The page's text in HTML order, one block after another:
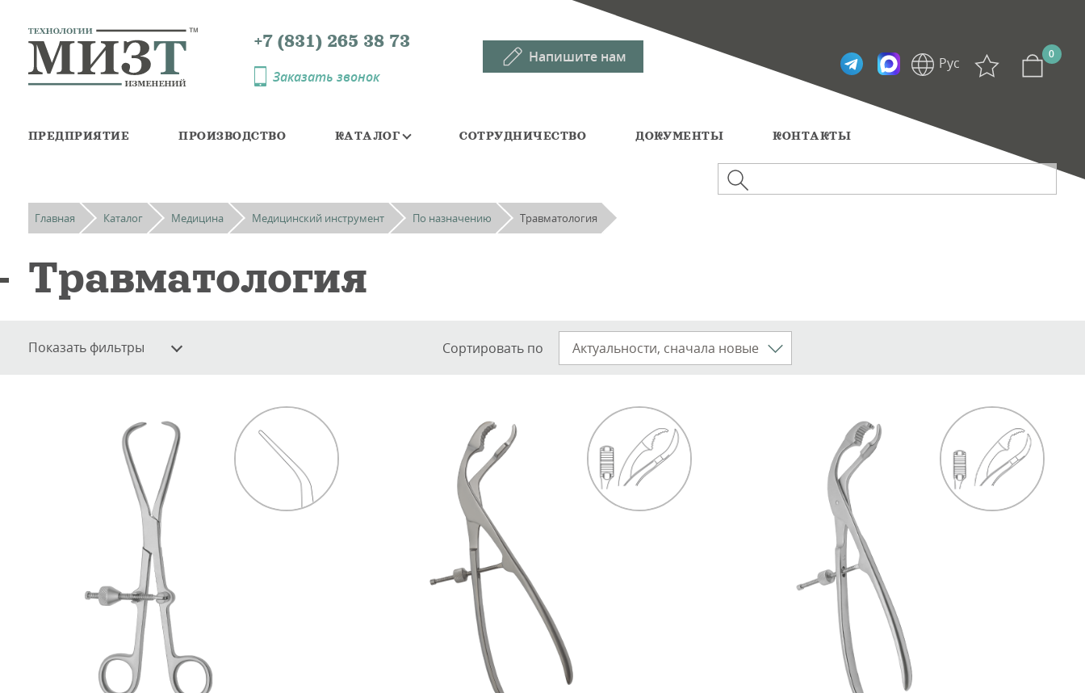
+7 (831) 265 38 73
Заказать звонок
Напишите нам
Telegramm
Max
Рус
0
ПРЕДПРИЯТИЕ ПРОИЗВОДСТВО КАТАЛОГ СОТРУДНИЧЕСТВО ДОКУМЕНТЫ КОНТАКТЫ
Главная Каталог Медицина Медицинский инструмент По назначению Травматология
Травматология
Показать фильтры Сортировать по